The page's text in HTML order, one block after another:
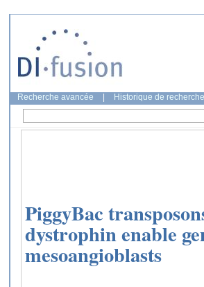
Recherche avancée Historique de recherche
PiggyBac
dystrophin enable
mesoangioblasts